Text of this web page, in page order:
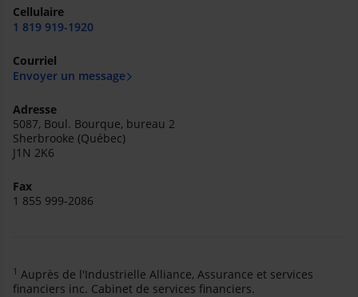
Cellulaire
1 819 919-1920
Courriel
Envoyer un message
Adresse
5087, Boul. Bourque, bureau 2
Sherbrooke (Québec)
J1N 2K6
Fax
1 855 999-2086
1 Auprès de l'Industrielle Alliance, Assurance et services
financiers inc. Cabinet de services financiers.